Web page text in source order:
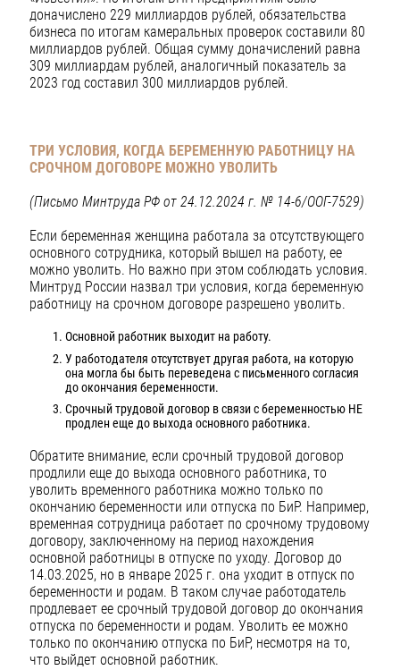
доначислено 229 миллиардов рублей, обязательства
бизнеса по итогам камеральных проверок составили 80
миллиардов рублей. Общая сумму доначислений равна
309 миллиардам рублей, аналогичный показатель за
2023 год составил 300 миллиардов рублей.
ТРИ УСЛОВИЯ, КОГДА БЕРЕМЕННУЮ РАБОТНИЦУ НА
СРОЧНОМ ДОГОВОРЕ МОЖНО УВОЛИТЬ
(Письмо Минтруда РФ от 24.12.2024 г. № 14-6/ООГ-7529)
Если беременная женщина работала за отсутствующего
основного сотрудника, который вышел на работу, ее
можно уволить. Но важно при этом соблюдать условия.
Минтруд России назвал три условия, когда беременную
работницу на срочном договоре разрешено уволить.
Основной работник выходит на работу.
У работодателя отсутствует другая работа, на которую
она могла бы быть переведена с письменного согласия
до окончания беременности.
Срочный трудовой договор в связи с беременностью НЕ
продлен еще до выхода основного работника.
Обратите внимание, если срочный трудовой договор
продлили еще до выхода основного работника, то
уволить временного работника можно только по
окончанию беременности или отпуска по БиР. Например,
временная сотрудница работает по срочному трудовому
договору, заключенному на период нахождения
основной работницы в отпуске по уходу. Договор до
14.03.2025, но в январе 2025 г. она уходит в отпуск по
беременности и родам. В таком случае работодатель
продлевает ее срочный трудовой договор до окончания
отпуска по беременности и родам. Уволить ее можно
только по окончанию отпуска по БиР, несмотря на то,
что выйдет основной работник.